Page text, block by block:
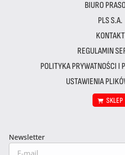
BIURO
PLS S.A.
KONTAKT
REGULAMIN
POLITYKA PRYWATNOŚCI I
USTAWIENIA
SKLEP
Newsletter